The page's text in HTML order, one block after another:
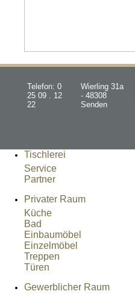
Telefon: 0
25 09 . 12
22
Wierling 31a
- 48308
Senden
Tischlerei
Service
Partner
Privater Raum
Küche
Bad
Einbaumöbel
Einzelmöbel
Treppen
Türen
Gewerblicher Raum